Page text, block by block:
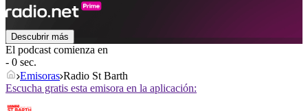
Descubrir más
El podcast comienza en
- 0 sec.
Emisoras Radio St Barth
Escucha gratis esta emisora en la aplicación: